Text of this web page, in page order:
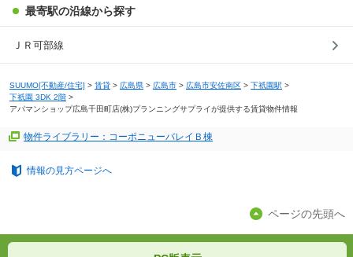
最寄駅の沿線から探す
ＪＲ可部線
SUUMO[不動産/住宅] > 賃貸 > 広島県 > 広島市 > 広島市安佐南区 > 下祇園駅 >
下祇園 3DK 2階 >
アパマンショップ広島千田町店(株)プランニングサプライが提供する賃貸物件情報
物件ライブラリー：コーポニューバレイＢ棟
情報の見方ページへ
ページの先頭へ